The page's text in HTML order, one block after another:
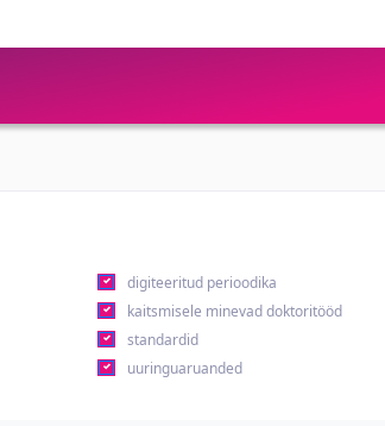
digiteeritud perioodika
kaitsmisele minevad doktoritööd
standardid
uuringuaruanded